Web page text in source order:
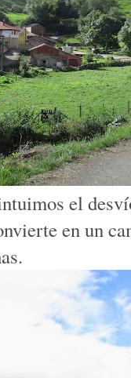
el
en un